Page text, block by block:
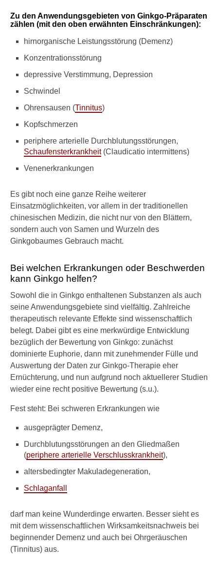
Zu den Anwendungsgebieten von Ginkgo-Präparaten
zählen (mit den oben erwähnten Einschränkungen):
hirnorganische Leistungsstörung (Demenz)
Konzentrationsstörung
depressive Verstimmung, Depression
Schwindel
Ohrensausen (Tinnitus)
Kopfschmerzen
periphere arterielle Durchblutungsstörungen,
Schaufensterkrankheit(Claudicatio intermittens)
Venenerkrankungen
Es gibt noch eine ganze Reihe weiterer
Einsatzmöglichkeiten, vor allem in der traditionellen
chinesischen Medizin, die nicht nur von den Blättern,
sondern auch von Samen und Wurzeln des
Ginkgobaumes Gebrauch macht.
Bei welchen Erkrankungen oder Beschwerden
kann Ginkgo helfen?
Sowohl die in Ginkgo enthaltenen Substanzen als auch
seine Anwendungsgebiete sind vielfältig. Zahlreiche
therapeutisch relevante Effekte sind wissenschaftlich
belegt. Dabei gibt es eine merkwürdige Entwicklung
bezüglich der Bewertung von Ginkgo: zunächst
dominierte Euphorie, dann mit zunehmender Fülle und
Auswertung der Daten zur Ginkgo-Therapie eher
Ernüchterung, und nun aufgrund noch aktuellerer Studien
wieder eine recht positive Bewertung (s.u.).
Fest steht: Bei schweren Erkrankungen wie
ausgeprägter Demenz,
Durchblutungsstörungen an den Gliedmaßen
(periphere arterielle Verschlusskrankheit),
altersbedingter Makuladegeneration,
Schlaganfall
darf man keine Wunderdinge erwarten. Besser sieht es
mit dem wissenschaftlichen Wirksamkeitsnachweis bei
beginnender Demenz und auch bei Ohrgeräuschen
(Tinnitus) aus.
W
s
r
n
g
e
n
e
P
s
y
o
t
h
e
a
i
e
b
e
i
i
n
n
i
t
s
?
G
b
s
H
u
i
t
t
e